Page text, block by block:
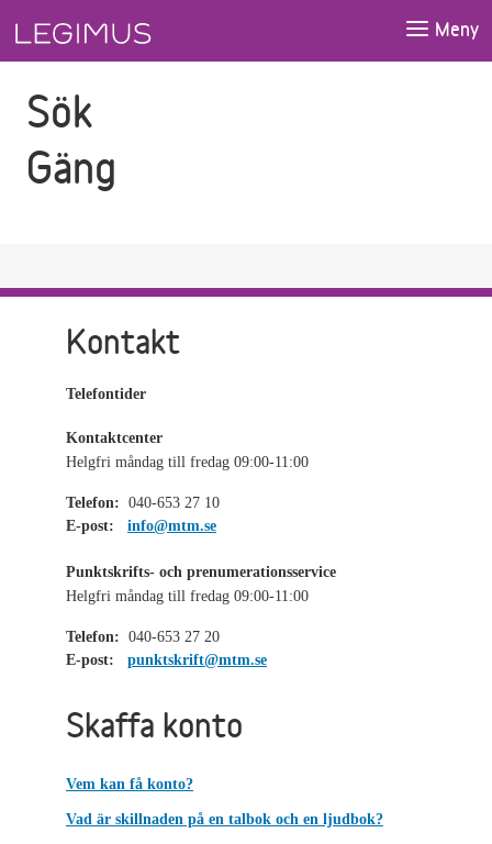
Meny
Sök
Gäng
Kontakt
Telefontider
Kontaktcenter
Helgfri måndag till fredag 09:00-11:00
Telefon: 040-653 27 10
E-post:
info@mtm.se
Punktskrifts- och prenumerationsservice
Helgfri måndag till fredag 09:00-11:00
Telefon: 040-653 27 20
E-post:
punktskrift@mtm.se
Skaffa konto
Vem kan få konto?
Vad är skillnaden på en talbok och en ljudbok?